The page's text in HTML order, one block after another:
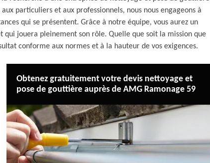
particuliers et aux professionnels, nous nous engageons à
qui se présentent. Grâce à notre équipe, vous aurez un
qui jouera pleinement son rôle. Quelle que soit la mission que
conforme aux normes et à la hauteur de vos exigences.
Obtenez gratuitement votre devis nettoyage et
pose de gouttière auprès de AMG Ramonage 59